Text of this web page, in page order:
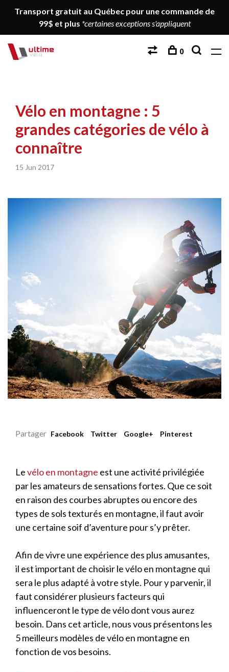
Transport gratuit au Québec pour une commande de
99$ et plus *certaines exceptions s'appliquent
0
Vélo en montagne : 5
grandes catégories de vélo à
connaître
15 Jun 2017
Partager Facebook Twitter Google+ Pinterest
Levélo en montagne est une activité privilégiée
par les amateurs de sensations fortes. Que ce soit
en raison des courbes abruptes ou encore des
types de sols texturés en montagne, il faut avoir
une certaine soif d’aventure pour s’y prêter.
Afin de vivre une expérience des plus amusantes,
il est important de choisir le vélo en montagne qui
sera le plus adapté à votre style. Pour y parvenir, il
faut considérer plusieurs facteurs qui
influenceront le type de vélo dont vous aurez
besoin. Dans cet article, nous vous présentons les
5 meilleurs modèles de vélo en montagne en
fonction de vos besoins.